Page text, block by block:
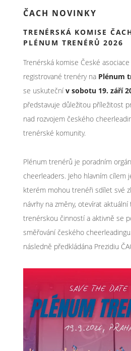
ČACH NOVINKY
TRENÉRSKÁ KOMISE
PLÉNUM TRENÉRŮ 2026
Trenérská komise České
registrované trenéry na Plénum
se uskutečnív sobotu 19. září
představuje důležitou příležitost
nad rozvojem českého
trenérské komunity.
Plénum trenérů je poradním
cheerleaders. Jeho hlavním cílem
kterém mohou trenéři sdílet své
návrhy na změny, otevírat
trenérskou činností a aktivně se
směřování českého
následně předkládána Prezidiu